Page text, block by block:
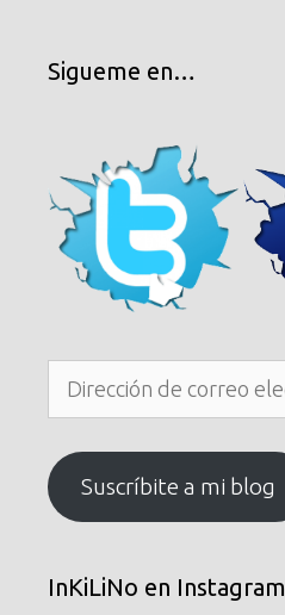
Sigueme en…
electrónico
Suscríbite a mi blog
InKiLiNo en Instagram